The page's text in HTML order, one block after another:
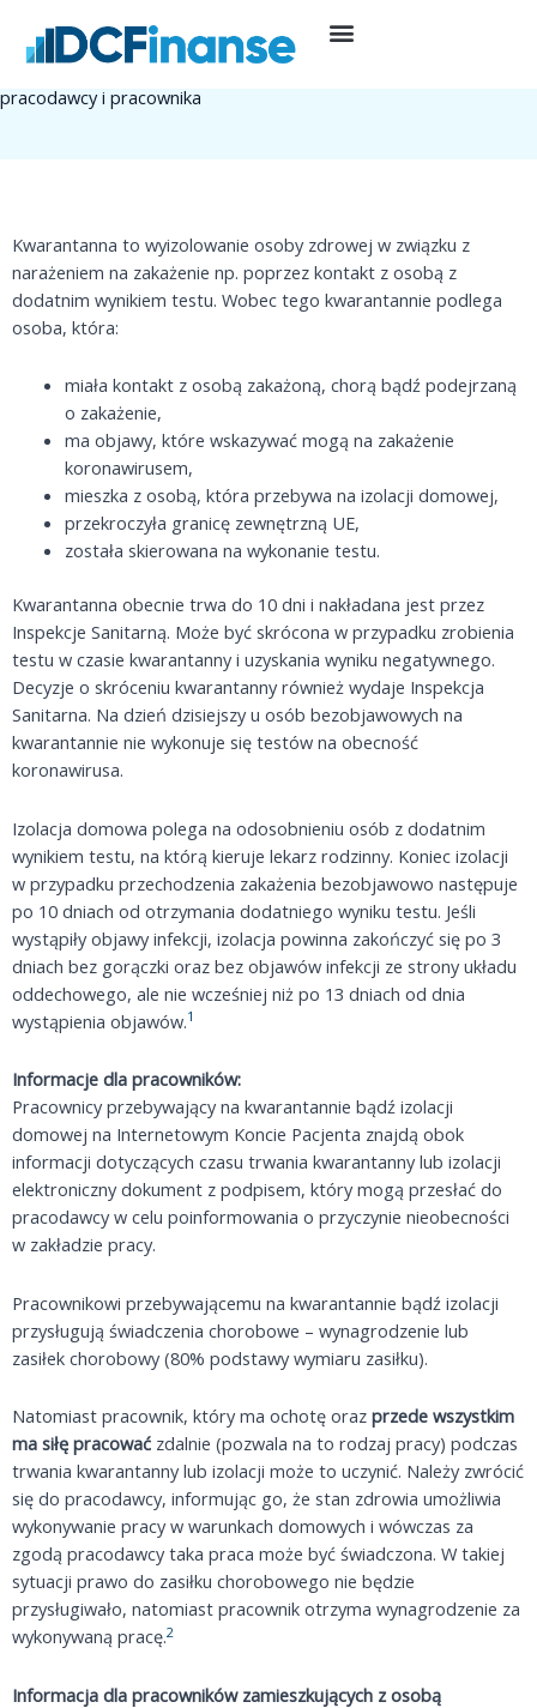
treści
25 listopada, 2021Prowadzenie działalności
Ile trwa kwarantanna, ile izolacja domowa? Informacje dla
pracodawcy i pracownika
Kwarantanna to wyizolowanie osoby zdrowej w związku z
narażeniem na zakażenie np. poprzez kontakt z osobą z
dodatnim wynikiem testu. Wobec tego kwarantannie podlega
osoba, która:
miała kontakt z osobą zakażoną, chorą bądź podejrzaną
o zakażenie,
ma objawy, które wskazywać mogą na zakażenie
koronawirusem,
mieszka z osobą, która przebywa na izolacji domowej,
przekroczyła granicę zewnętrzną UE,
została skierowana na wykonanie testu.
Kwarantanna obecnie trwa do 10 dni i nakładana jest przez
Inspekcje Sanitarną. Może być skrócona w przypadku zrobienia
testu w czasie kwarantanny i uzyskania wyniku negatywnego.
Decyzje o skróceniu kwarantanny również wydaje Inspekcja
Sanitarna. Na dzień dzisiejszy u osób bezobjawowych na
kwarantannie nie wykonuje się testów na obecność
koronawirusa.
Izolacja domowa polega na odosobnieniu osób z dodatnim
wynikiem testu, na którą kieruje lekarz rodzinny. Koniec izolacji
w przypadku przechodzenia zakażenia bezobjawowo następuje
po 10 dniach od otrzymania dodatniego wyniku testu. Jeśli
wystąpiły objawy infekcji, izolacja powinna zakończyć się po 3
dniach bez gorączki oraz bez objawów infekcji ze strony układu
oddechowego, ale nie wcześniej niż po 13 dniach od dnia
wystąpienia objawów.1
Informacje dla pracowników:
Pracownicy przebywający na kwarantannie bądź izolacji
domowej na Internetowym Koncie Pacjenta znajdą obok
informacji dotyczących czasu trwania kwarantanny lub izolacji
elektroniczny dokument z podpisem, który mogą przesłać do
pracodawcy w celu poinformowania o przyczynie nieobecności
w zakładzie pracy.
Pracownikowi przebywającemu na kwarantannie bądź izolacji
przysługują świadczenia chorobowe – wynagrodzenie lub
zasiłek chorobowy (80% podstawy wymiaru zasiłku).
Natomiast pracownik, który ma ochotę oraz przede wszystkim
ma siłę pracować zdalnie (pozwala na to rodzaj pracy) podczas
trwania kwarantanny lub izolacji może to uczynić. Należy zwrócić
się do pracodawcy, informując go, że stan zdrowia umożliwia
wykonywanie pracy w warunkach domowych i wówczas za
zgodą pracodawcy taka praca może być świadczona. W takiej
sytuacji prawo do zasiłku chorobowego nie będzie
przysługiwało, natomiast pracownik otrzyma wynagrodzenie za
wykonywaną pracę.2
Informacja dla pracowników zamieszkujących z osobą